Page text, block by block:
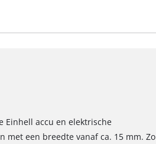
Einhell accu en elektrische
met een breedte vanaf ca. 15 mm. Zo